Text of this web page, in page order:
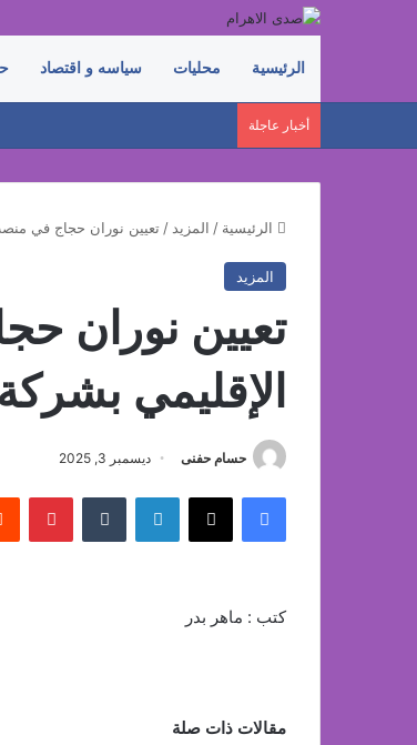
الرئيسية محليات سياسه و اقتصاد
أخبار عاجلة
الرئيسية / المزيد / تعيين نوران حجاج في
المزيد
تعيين نوران
الإقليمي
حسام حفنى ديسمبر 3, 2025
فيسبوك ‫X لينكدإن
كتب : ماهر بدر
مقالات ذات صلة